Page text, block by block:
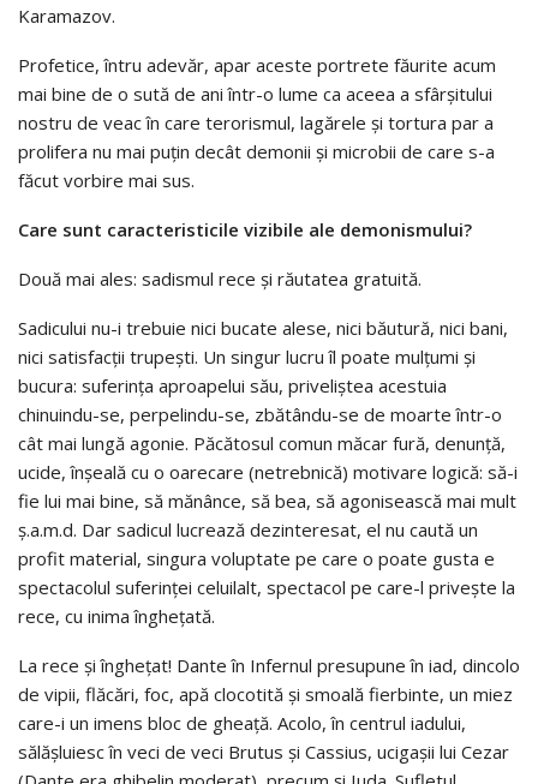
Karamazov.
Profetice, întru adevăr, apar aceste portrete făurite acum
mai bine de o sută de ani într-o lume ca aceea a sfârşitului
nostru de veac în care terorismul, lagărele şi tortura par a
prolifera nu mai puţin decât demonii şi microbii de care s-a
făcut vorbire mai sus.
Care sunt caracteristicile vizibile ale demonismului?
Două mai ales: sadismul rece şi răutatea gratuită.
Sadicului nu-i trebuie nici bucate alese, nici băutură, nici bani,
nici satisfacţii trupeşti. Un singur lucru îl poate mulţumi şi
bucura: suferinţa aproapelui său, priveliştea acestuia
chinuindu-se, perpelindu-se, zbătându-se de moarte într-o
cât mai lungă agonie. Păcătosul comun măcar fură, denunţă,
ucide, înşeală cu o oarecare (netrebnică) motivare logică: să-i
fie lui mai bine, să mănânce, să bea, să agonisească mai mult
ş.a.m.d. Dar sadicul lucrează dezinteresat, el nu caută un
profit material, singura voluptate pe care o poate gusta e
spectacolul suferinţei celuilalt, spectacol pe care-l priveşte la
rece, cu inima îngheţată.
La rece şi îngheţat! Dante în Infernul presupune în iad, dincolo
de vipii, flăcări, foc, apă clocotită şi smoală fierbinte, un miez
care-i un imens bloc de gheaţă. Acolo, în centrul iadului,
sălăşluiesc în veci de veci Brutus şi Cassius, ucigaşii lui Cezar